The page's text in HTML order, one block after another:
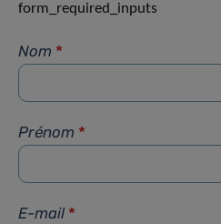
form_required_inputs
Nom *
Prénom *
E-mail *